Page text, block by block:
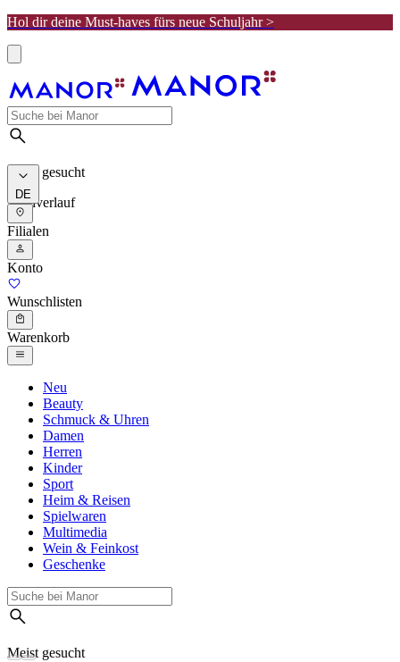
Hol dir deine Must-haves fürs neue Schuljahr >
Meist gesucht
Suchverlauf
DE
Filialen
Konto
Wunschlisten
Warenkorb
Neu
Beauty
Schmuck & Uhren
Damen
Herren
Kinder
Sport
Heim & Reisen
Spielwaren
Multimedia
Wein & Feinkost
Geschenke
Meist gesucht